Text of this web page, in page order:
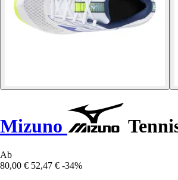
Mizuno
Ab
80,00 € 52,47 € -34%